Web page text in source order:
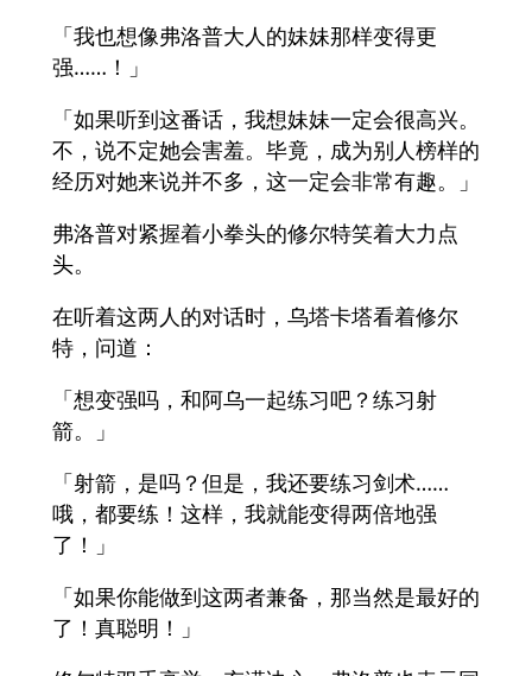
「我也想像弗洛普大人的妹妹那样变得更
强……！」
「如果听到这番话，我想妹妹一定会很高兴。
不，说不定她会害羞。毕竟，成为别人榜样的
经历对她来说并不多，这一定会非常有趣。」
弗洛普对紧握着小拳头的修尔特笑着大力点
头。
在听着这两人的对话时，乌塔卡塔看着修尔
特，问道：
「想变强吗，和阿乌一起练习吧？练习射
箭。」
「射箭，是吗？但是，我还要练习剑术……
哦，都要练！这样，我就能变得两倍地强
了！」
「如果你能做到这两者兼备，那当然是最好的
了！真聪明！」